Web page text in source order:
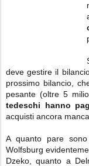
deve gestire il
prossimo bilancio,
pesante (oltre 5
tedeschi hanno
acquisti ancora
A quanto pare
Wolfsburg
Dzeko, quanto a